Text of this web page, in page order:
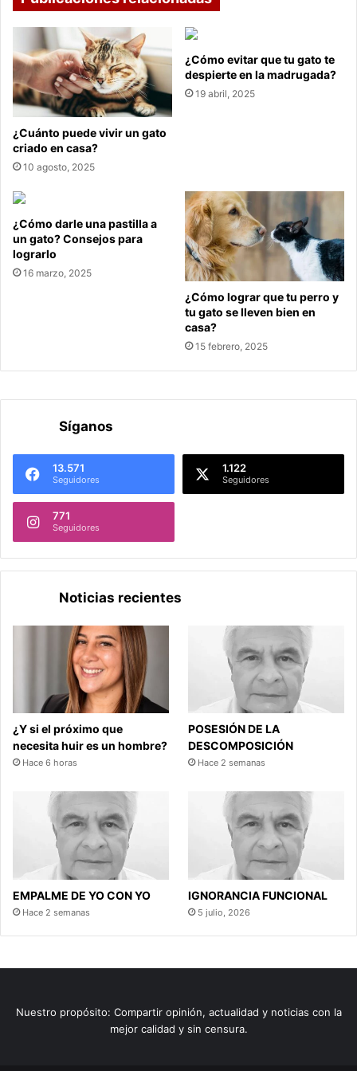
¿Cuánto puede vivir un gato
criado en casa?
10 agosto, 2025
¿Cómo evitar que tu gato te
despierte en la madrugada?
19 abril, 2025
¿Cómo darle una pastilla a
un gato? Consejos para
lograrlo
16 marzo, 2025
¿Cómo lograr que tu perro y
tu gato se lleven bien en
casa?
15 febrero, 2025
Síganos
13.571
Seguidores
1.122
Seguidores
771
Seguidores
Noticias recientes
¿Y si el próximo que
necesita huir es un hombre?
Hace 6 horas
POSESIÓN DE LA
DESCOMPOSICIÓN
Hace 2 semanas
EMPALME DE YO CON YO
Hace 2 semanas
IGNORANCIA FUNCIONAL
5 julio, 2026
Nuestro propósito: Compartir opinión, actualidad y noticias con la
mejor calidad y sin censura.